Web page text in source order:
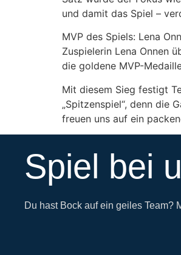
und damit das Spiel –
MVP des Spiels: Lena
Zuspielerin Lena Onnen
die goldene MVP-
Mit diesem Sieg festigt
„Spitzenspiel“, denn die
freuen uns auf ein
Spiel bei
Du hast Bock auf ein geiles Team?